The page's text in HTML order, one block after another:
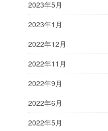
2023年5月
2023年1月
2022年12月
2022年11月
2022年9月
2022年6月
2022年5月